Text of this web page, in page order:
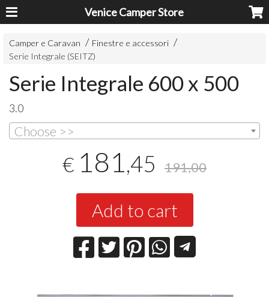
Venice Camper Store
Camper e Caravan
Finestre e accessori
Serie Integrale (SEITZ)
Serie Integrale 600 x 500
3.0
Choose >>
€ 181,45 191,00
Add to cart